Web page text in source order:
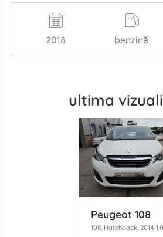
2018 benzină
ultima
Peugeot 108